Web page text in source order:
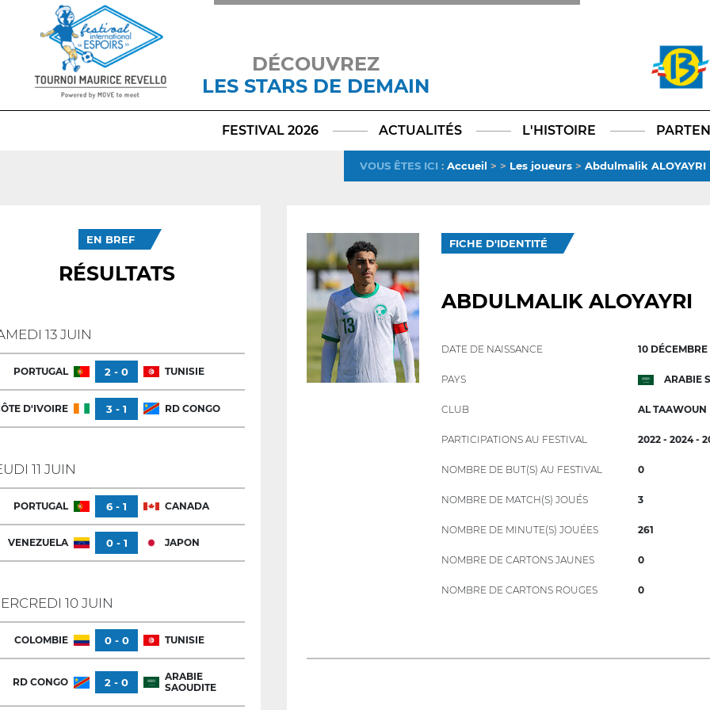
DÉCOUVREZ
LES STARS DE DEMAIN
TikTokLinkedIn
X
FESTIVAL 2026 ACTUALITÉS L'HISTOIRE
VOUS ÊTES ICI : Accueil > > Les joueurs> Abdulmalik ALOYAYRI
EN BREF
RÉSULTATS
13 JUIN
PORTUGAL 2 - 0 TUNISIE
D'IVOIRE 3 - 1 RD CONGO
11 JUIN
PORTUGAL 6 - 1 CANADA
VENEZUELA 0 - 1 JAPON
10 JUIN
COLOMBIE 0 - 0 TUNISIE
RD CONGO 2 - 0
ARABIE
SAOUDITE
FICHE D'IDENTITÉ
ABDULMALIK ALOYAYRI
DATE DE NAISSANCE 10
PAYS ARABIE
CLUB AL TAAWOUN
PARTICIPATIONS AU FESTIVAL 2022 - 2024 -
NOMBRE DE BUT(S) AU FESTIVAL 0
NOMBRE DE MATCH(S) JOUÉS 3
NOMBRE DE MINUTE(S) JOUÉES 261
NOMBRE DE CARTONS JAUNES 0
NOMBRE DE CARTONS ROUGES 0